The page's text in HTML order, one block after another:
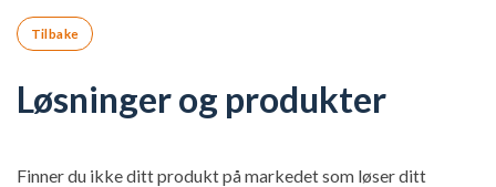
Tilbake
Løsninger og produkter
Finner du ikke ditt produkt på markedet som løser ditt